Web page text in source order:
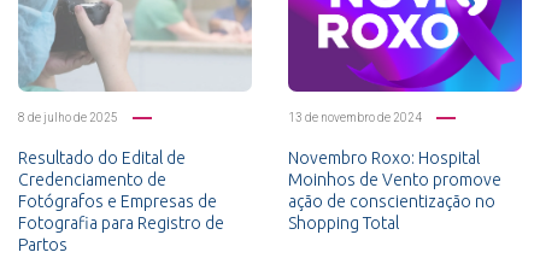
8 de julho de 2025
Resultado do Edital de
Credenciamento de
Fotógrafos e Empresas de
Fotografia para Registro de
Partos
13 de novembro de 2024
Novembro Roxo: Hospital
Moinhos de Vento promove
ação de conscientização no
Shopping Total